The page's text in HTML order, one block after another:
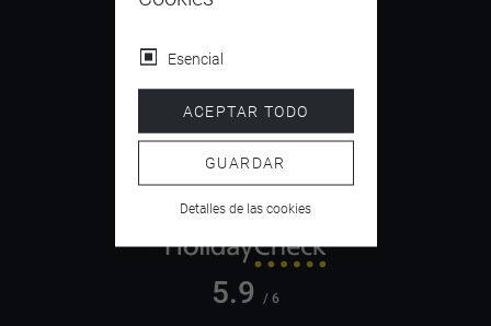
4.5
5.9 / 6
Esencial
ACEPTAR TODO
GUARDAR
Detalles de las cookies